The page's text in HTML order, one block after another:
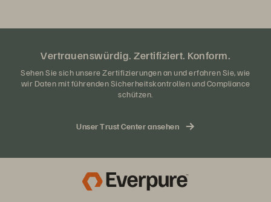
Vertrauenswürdig. Zertifiziert. Konform.
Sehen Sie sich unsere Zertifizierungen an und erfahren Sie, wie
wir Daten mit führenden Sicherheitskontrollen und Compliance
schützen.
Unser Trust Center ansehen